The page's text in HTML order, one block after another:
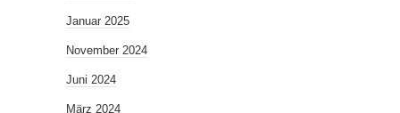
Januar 2025
November 2024
Juni 2024
März 2024